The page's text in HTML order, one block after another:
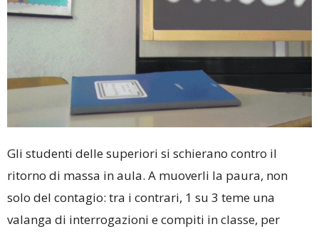
Gli studenti delle superiori si schierano contro il
ritorno di massa in aula. A muoverli la paura, non
solo del contagio: tra i contrari, 1 su 3 teme una
valanga di interrogazioni e compiti in classe, per